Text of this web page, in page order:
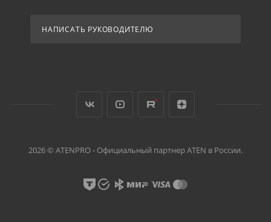
НАПИСАТЬ РУКОВОДИТЕЛЮ
2026 © ATENPRO - Официальный партнер ATEN в России.